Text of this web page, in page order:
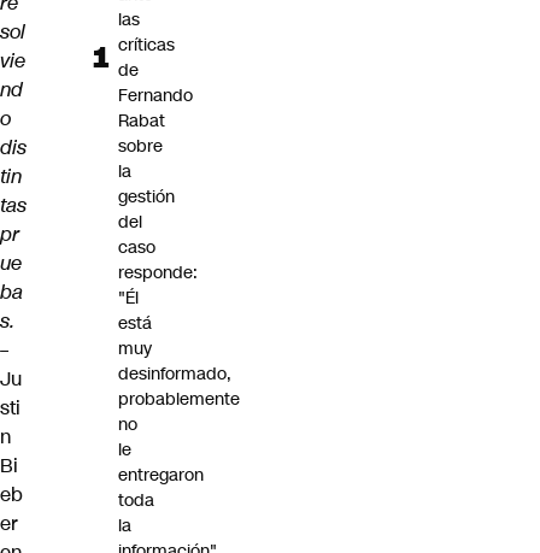
sol
vie
nd
o
dis
tin
tas
pr
ue
ba
s.
–
Ju
sti
n
Bi
eb
er
las
críticas
de
Fernando
Rabat
sobre
la
gestión
del
caso
responde:
"Él
está
muy
desinformado,
probablemente
no
le
entregaron
toda
la